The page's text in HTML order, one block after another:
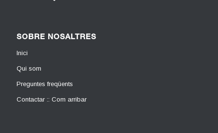
SOBRE NOSALTRES
Inici
Qui som
Preguntes freqüents
Contactar :: Com arribar